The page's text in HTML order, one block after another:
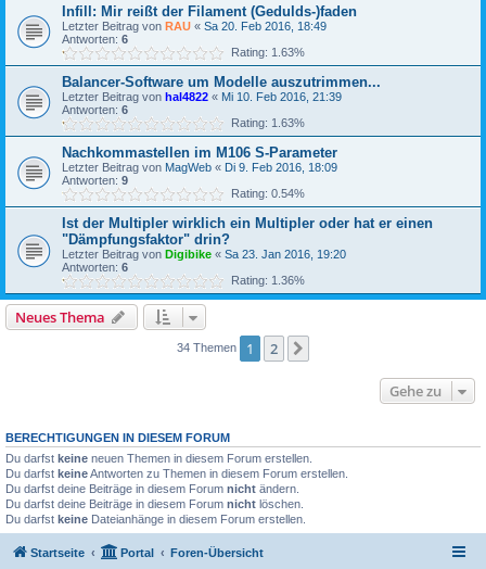
Infill: Mir reißt der Filament (Gedulds-)faden
Letzter Beitrag von RAU « Sa 20. Feb 2016, 18:49
Antworten: 6
Rating: 1.63%
Balancer-Software um Modelle auszutrimmen...
Letzter Beitrag von hal4822 « Mi 10. Feb 2016, 21:39
Antworten: 6
Rating: 1.63%
Nachkommastellen im M106 S-Parameter
Letzter Beitrag von MagWeb « Di 9. Feb 2016, 18:09
Antworten: 9
Rating: 0.54%
Ist der Multipler wirklich ein Multipler oder hat er einen
"Dämpfungsfaktor" drin?
Letzter Beitrag von Digibike « Sa 23. Jan 2016, 19:20
Antworten: 6
Rating: 1.36%
Neues Thema
34 Themen 1 2
Gehe zu
BERECHTIGUNGEN IN DIESEM FORUM
Du darfst keine neuen Themen in diesem Forum erstellen.
Du darfst keineAntworten zu Themen in diesem Forum erstellen.
Du darfst deine Beiträge in diesem Forum nicht ändern.
Du darfst deine Beiträge in diesem Forum nicht löschen.
Du darfst keine Dateianhänge in diesem Forum erstellen.
Startseite Portal Foren-Übersicht